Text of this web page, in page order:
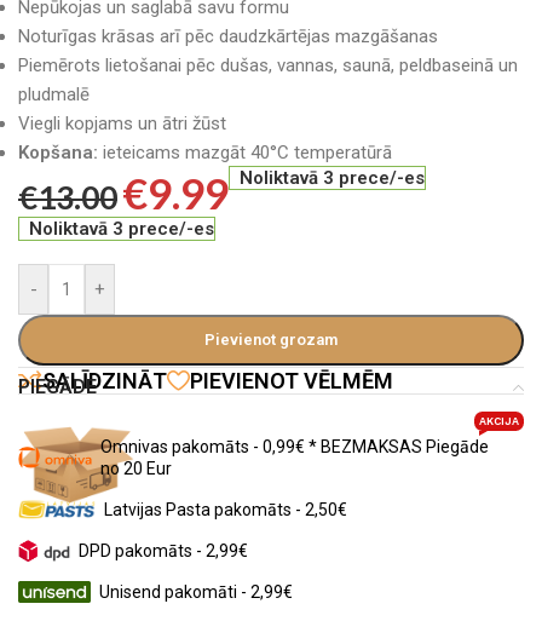
Nepūkojas un saglabā savu formu
Noturīgas krāsas arī pēc daudzkārtējas mazgāšanas
Piemērots lietošanai pēc dušas, vannas, saunā, peldbaseinā un
pludmalē
Viegli kopjams un ātri žūst
Kopšana: ieteicams mazgāt 40°C temperatūrā
€13.00€9.99 Noliktavā 3 prece/-es
Noliktavā 3 prece/-es
- +
Pievienot grozam
SALĪDZINĀT PIEVIENOT VĒLMĒM
PIEGĀDE
Omnivas pakomāts - 0,99€ * BEZMAKSAS Piegāde
no 20 Eur
AKCIJA
Latvijas Pasta pakomāts - 2,50€
DPD pakomāts - 2,99€
Unisend pakomāti - 2,99€